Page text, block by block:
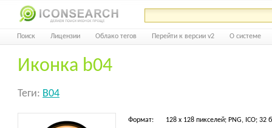
Поиск Лицензии Облако тегов Перейти к версии v2 О системе
Иконка b04
Теги: B04
Формат: 128 x 128 пикселей; PNG, ICO; 32